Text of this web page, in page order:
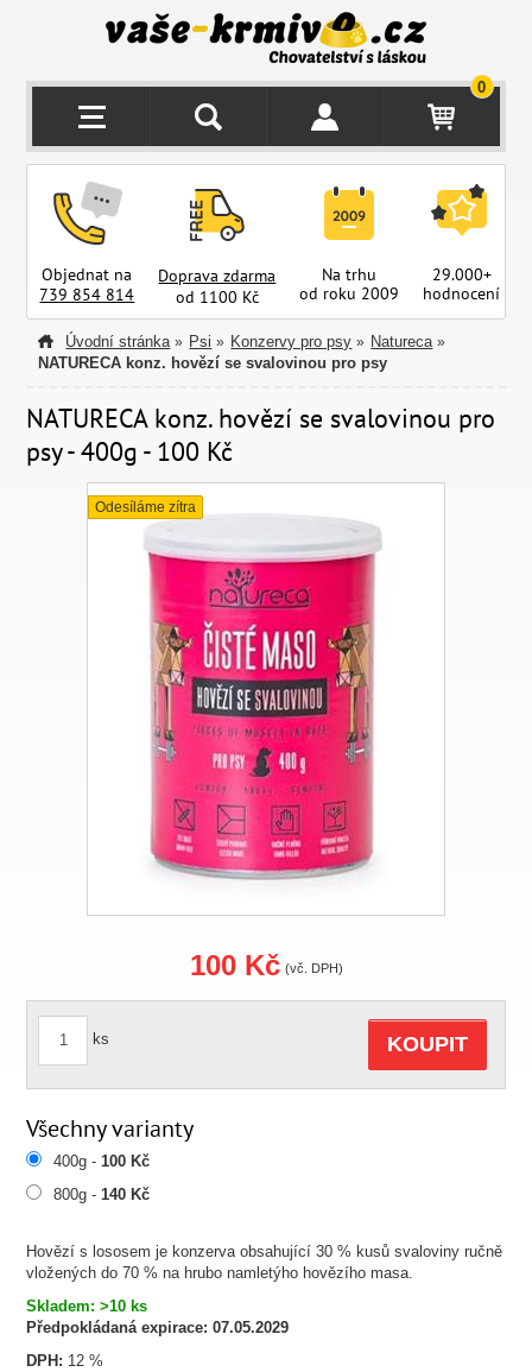
0
Objednat na
739 854 814
Doprava zdarma
od 1100 Kč
Na trhu
od roku 2009
29.000+
hodnocení
Úvodní stránka » Psi » Konzervy pro psy » Natureca »
NATURECA konz. hovězí se svalovinou pro psy
NATURECA konz. hovězí se svalovinou pro
psy - 400g - 100 Kč
Odesíláme zítra
Hovězí s lososem je konzerva obsahující 30 % kusů svaloviny ručně
vložených do 70 % na hrubo namletýho hovězího masa.
Skladem: >10 ks
Předpokládaná expirace: 07.05.2029
DPH: 12 %
100 Kč (vč. DPH)
ks KOUPIT
Všechny varianty
400g -100 Kč
800g -140 Kč